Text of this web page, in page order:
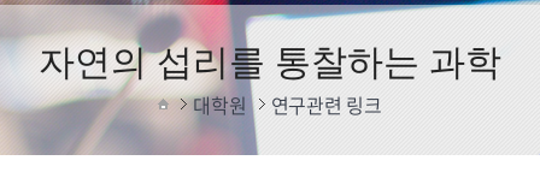
자연의 섭리를 통찰하는 과학
대학원 연구관련 링크